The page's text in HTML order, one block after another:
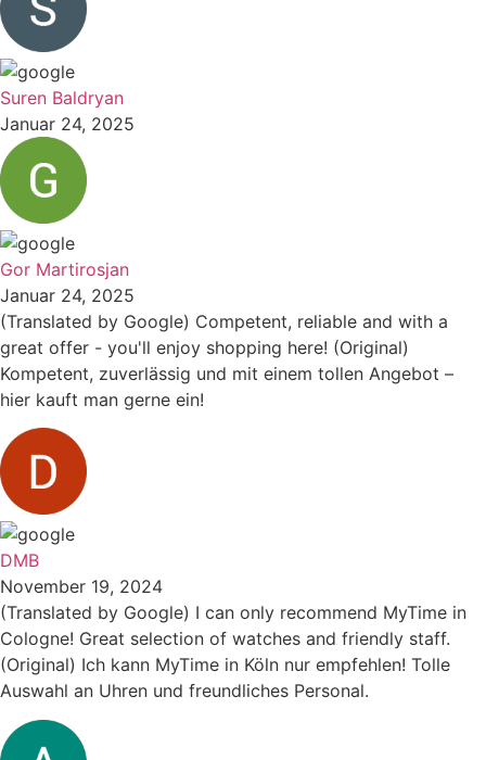
Suren Baldryan
Januar 24, 2025
Gor Martirosjan
Januar 24, 2025
(Translated by Google) Competent, reliable and with a
great offer - you'll enjoy shopping here! (Original)
Kompetent, zuverlässig und mit einem tollen Angebot –
hier kauft man gerne ein!
DMB
November 19, 2024
(Translated by Google) I can only recommend MyTime in
Cologne! Great selection of watches and friendly staff.
(Original) Ich kann MyTime in Köln nur empfehlen! Tolle
Auswahl an Uhren und freundliches Personal.